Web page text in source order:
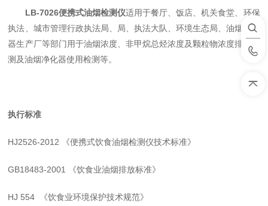
LB-7026便携式油烟检测仪适用于餐厅、饭店、机关食堂、环保
执法、城市管理行政执法局、局、执法大队、环境生态局、油烟净化
器生产厂等部门用于油烟浓度、非甲烷总烃浓度及颗粒物浓度排放监
测及油烟净化器使用检测等。
执行标准
HJ2526-2012 《便携式饮食油烟检测仪技术标准》
GB18483-2001 《饮食业油烟排放标准》
HJ 554 《饮食业环境保护技术规范》